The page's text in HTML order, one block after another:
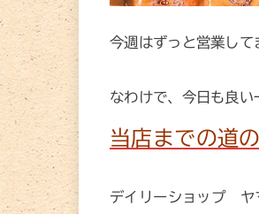
今週はずっと営業して
なわけで、今日も良
当店までの道
デイリーショップ ヤ